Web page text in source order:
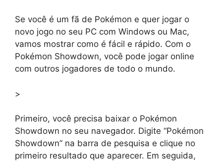
Se você é um fã de Pokémon e quer jogar o
novo jogo no seu PC com Windows ou Mac,
vamos mostrar como é fácil e rápido. Com o
Pokémon Showdown, você pode jogar online
com outros jogadores de todo o mundo.
>
Primeiro, você precisa baixar o Pokémon
Showdown no seu navegador. Digite “Pokémon
Showdown” na barra de pesquisa e clique no
primeiro resultado que aparecer. Em seguida,